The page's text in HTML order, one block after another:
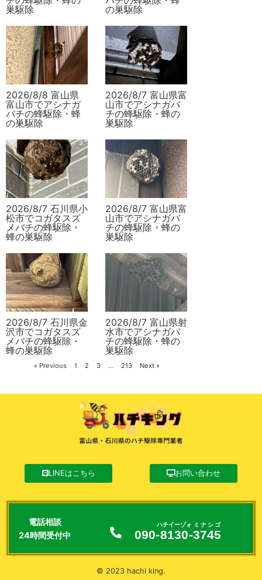
巣駆除
の巣駆除
2026/8/8 富山県
富山市でアシナガ
バチの蜂駆除・蜂
の巣駆除
2026/8/7 富山県富
山市でアシナガバ
チの蜂駆除・蜂の
巣駆除
2026/8/7 石川県小
松市でコガタスズ
メバチの蜂駆除・
蜂の巣駆除
2026/8/7 富山県富
山市でアシナガバ
チの蜂駆除・蜂の
巣駆除
2026/8/7 石川県金
沢市でコガタスズ
メバチの蜂駆除・
蜂の巣駆除
2026/8/7 富山県射
水市でアシナガバ
チの蜂駆除・蜂の
巣駆除
« Previous 1 2 3 … 213 Next »
LINEはこちら お問い合わせ
電話相談
24時間受付中
090-8130
ハチイーゾォ
-3745
ミナシゴ
© 2023 hachi king.